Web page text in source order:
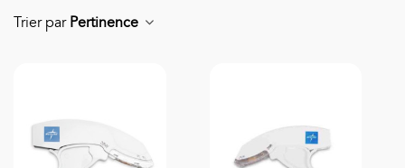
Trier par Pertinence